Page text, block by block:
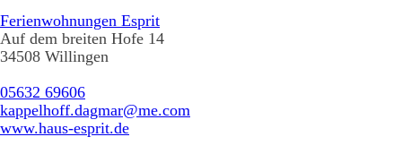
Ferienwohnungen Esprit
Auf dem breiten Hofe 14
34508 Willingen
05632 69606
kappelhoff.dagmar@me.com
www.haus-esprit.de